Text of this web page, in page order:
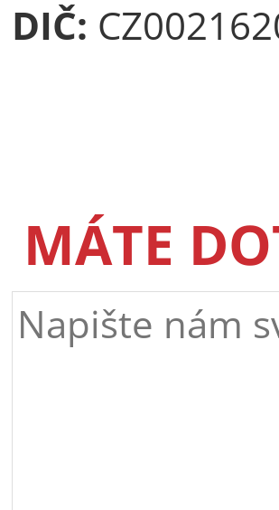
DIČ:
MÁTE